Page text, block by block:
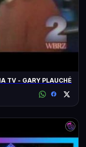
TV - GARY PLAUCHÉ